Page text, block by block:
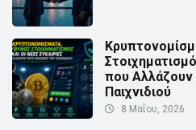
που Αλλάζουν
Παιχνιδιού
8 Μαΐου, 2026